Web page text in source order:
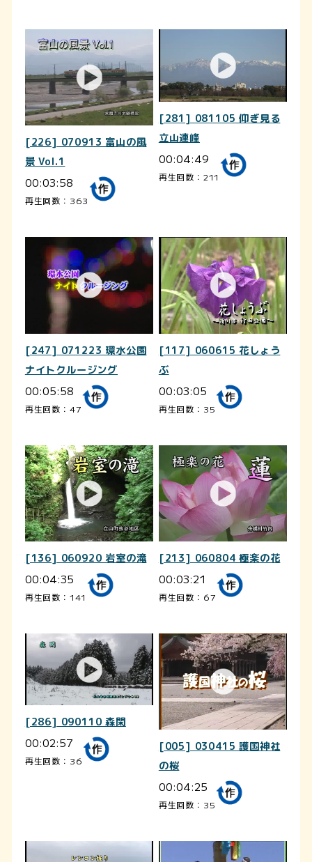
[226] 070913 富山の風
景 Vol.1
00:03:58
再生回数：363
[281] 081105 仰ぎ見る
立山連峰
00:04:49
再生回数：211
[247] 071223 環水公園
ナイトクルージング
00:05:58
再生回数：47
[117] 060615 花しょう
ぶ
00:03:05
再生回数：35
[136] 060920 岩室の滝
00:04:35
再生回数：141
[213] 060804 極楽の花
00:03:21
再生回数：67
[286] 090110 森閑
00:02:57
再生回数：36
[005] 030415 護国神社
の桜
00:04:25
再生回数：35